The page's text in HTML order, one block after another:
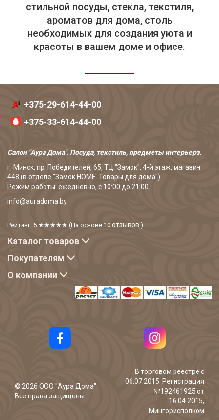
стильной посуды, стекла, текстиля,
ароматов для дома, столь
необходимых для создания уюта и
красоты в вашем доме и офисе.
+375-29-614-44-00
+375-33-614-44-00
Салон "Аура Дома". Посуда, текстиль, предметы интерьера.
г. Минск, пр. Победителей, 65, ТЦ "Замок", 4-й этаж, магазин
448 (в отделе "Замок HOME. Товары для дома").
Режим работы: ежедневно, с 10:00 до 21:00.
info@auradoma.by
Рейтинг: 5 ★★★★★ (На основе 10 отзывов )
Каталог товаров
Покупателям
О компании
© 2026 ООО "Аура Дома".
Все права защищены.
В торговом реестре с
06.07.2015. Регистрация
№192461925 от
16.04.2015,
Мингорисполком